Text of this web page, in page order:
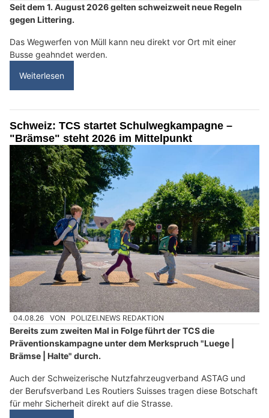
Seit dem 1. August 2026 gelten schweizweit neue Regeln
gegen Littering.
Das Wegwerfen von Müll kann neu direkt vor Ort mit einer
Busse geahndet werden.
Weiterlesen
Schweiz: TCS startet Schulwegkampagne –
"Brämse" steht 2026 im Mittelpunkt
04.08.26 VON POLIZEI.NEWS REDAKTION
Bereits zum zweiten Mal in Folge führt der TCS die
Präventionskampagne unter dem Merkspruch "Luege |
Brämse | Halte" durch.
Auch der Schweizerische Nutzfahrzeugverband ASTAG und
der Berufsverband Les Routiers Suisses tragen diese Botschaft
für mehr Sicherheit direkt auf die Strasse.